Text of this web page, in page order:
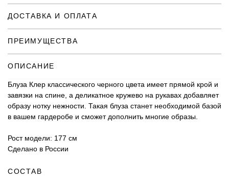
ДОСТАВКА И ОПЛАТА
ПРЕИМУЩЕСТВА
ОПИСАНИЕ
Блуза Клер классического черного цвета имеет прямой крой и
завязки на спине, а деликатное кружево на рукавах добавляет
образу нотку нежности. Такая блуза станет необходимой базой
в вашем гардеробе и сможет дополнить многие образы.
Рост модели: 177 см
Сделано в России
СОСТАВ